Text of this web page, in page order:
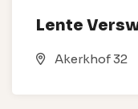
Lente
Akerkhof 32